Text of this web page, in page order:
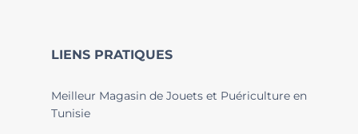
LIENS PRATIQUES
Meilleur Magasin de Jouets et Puériculture en
Tunisie